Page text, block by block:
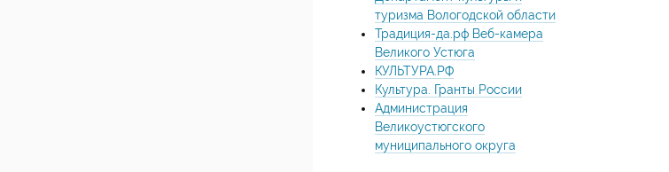
туризма Вологодской области
Традиция-да.рф Веб-камера
Великого Устюга
КУЛЬТУРА.РФ
Культура. Гранты России
Администрация
Великоустюгского
муниципального округа